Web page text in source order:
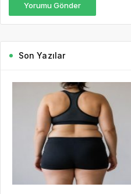
Yorumu Gönder
Son Yazılar